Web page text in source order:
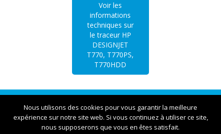
Voir les
informations
techniques sur
le traceur HP
DESIGNJET
T770, T770PS,
T770HDD
Traceur Lyon | 23bis rue Victor et Roger Thomas
Nous utilisons des cookies pour vous garantir la meilleure
expérience sur notre site web. Si vous continuez à utiliser ce site,
nous supposerons que vous en êtes satisfait.